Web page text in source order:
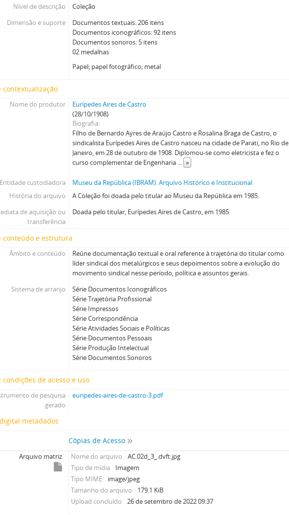
Nível de descrição
Coleção
Dimensão e suporte
Documentos textuais: 206 itens
Documentos iconográficos: 92 itens
Documentos sonoros: 5 itens
02 medalhas
Papel; papel fotográfico; metal
contextualização
Nome do produtor
Eurípedes Aires de Castro
(28/10/1908)
Biografia
Filho de Bernardo Ayres de Araújo Castro e Rosalina Braga de Castro, o
sindicalista Eurípedes Aires de Castro nasceu na cidade de Parati, no Rio de
Janeiro, em 28 de outubro de 1908. Diplomou-se como eletricista e fez o
curso complementar de Engenharia ... »
Entidade custodiadora
Museu da República (IBRAM). Arquivo Histórico e Institucional
História do arquivo
A Coleção foi doada pelo titular ao Museu da República em 1985.
de aquisição ou
transferência
Doada pelo titular, Eurípedes Aires de Castro, em 1985.
conteúdo e estrutura
Âmbito e conteúdo
Reúne documentação textual e oral referente à trajetória do titular como
líder sindical dos metalúrgicos e seus depoimentos sobre a evolução do
movimento sindical nesse período, política e assuntos gerais.
Sistema de arranjo
Série Documentos Iconográficos
Série Trajetória Profissional
Série Impressos
Série Correspondência
Série Atividades Sociais e Políticas
Série Documentos Pessoais
Série Produção Intelectual
Série Documentos Sonoros
condições de acesso e uso
de pesquisa
gerado
euripedes-aires-de-castro-3.pdf
metadados
Cópias de Acesso
Arquivo matriz Nome do arquivo
AC.02d_3_.dvft.jpg
Tipo de mídia
Imagem
Tipo MIME
image/jpeg
Tamanho do arquivo
179.1 KiB
Upload concluído
26 de setembro de 2022 09:37